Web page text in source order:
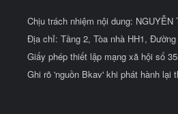
Chịu trách nhiệm nội dung: NGUYỄN
Địa chỉ: Tầng 2, Tòa nhà HH1,
Giấy phép thiết lập mạng xã hội số
Ghi rõ 'nguồn Bkav' khi phát hành lại